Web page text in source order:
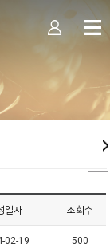
일자 조회수
02-19 500